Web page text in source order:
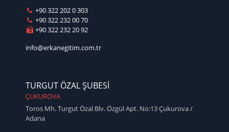
+90 322 202 0 303
+90 322 232 00 70
+90 322 232 20 92
info@erkanegitim.com.tr
TURGUT ÖZAL ŞUBESİ
ÇUKUROVA
Toros Mh. Turgut Özal Blv. Özgül Apt. No:13 Çukurova /
Adana